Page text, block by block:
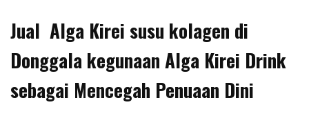
Jual Alga Kirei susu kolagen di
Donggala kegunaan Alga Kirei Drink
sebagai Mencegah Penuaan Dini